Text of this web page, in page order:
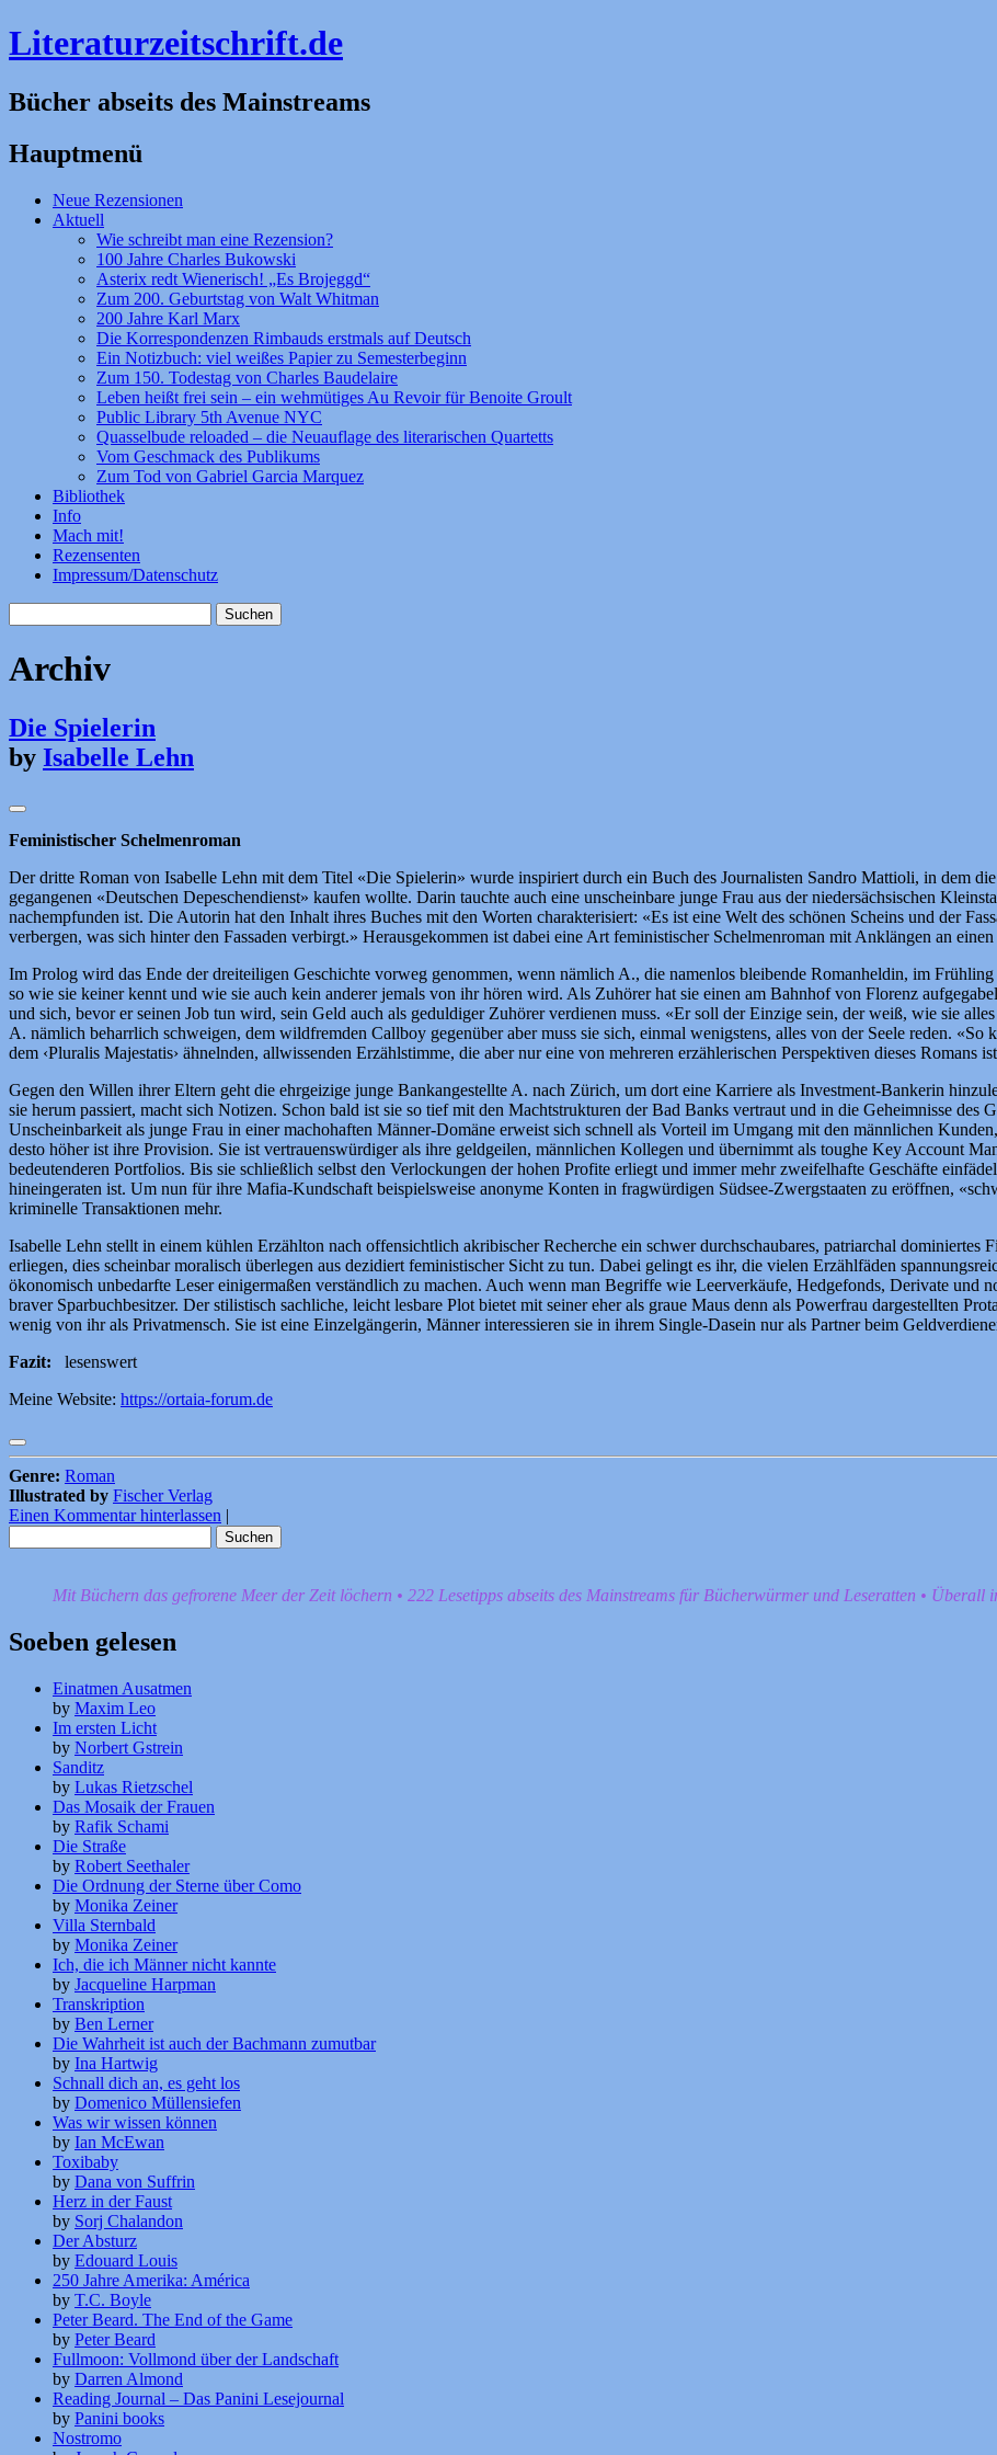
Literaturzeitschrift.de
Bücher abseits des Mainstreams
Hauptmenü
Zum
Inhalt
Neue Rezensionen
Aktuell
Wie schreibt man eine Rezension?
100 Jahre Charles Bukowski
Asterix redt Wienerisch! „Es Brojeggd“
Zum 200. Geburtstag von Walt Whitman
200 Jahre Karl Marx
Die Korrespondenzen Rimbauds erstmals auf Deutsch
Ein Notizbuch: viel weißes Papier zu Semesterbeginn
Zum 150. Todestag von Charles Baudelaire
Leben heißt frei sein – ein wehmütiges Au Revoir für Benoite Groult
Public Library 5th Avenue NYC
Quasselbude reloaded – die Neuauflage des literarischen Quartetts
Vom Geschmack des Publikums
Zum Tod von Gabriel Garcia Marquez
Bibliothek
Info
Mach mit!
Rezensenten
Impressum/Datenschutz
nach:
Archiv
Die Spielerin
by Isabelle Lehn
Feministischer Schelmenroman
Der dritte Roman von Isabelle Lehn mit dem Titel «Die Spielerin» wurde inspiriert durch ein Buch des Journalisten Sandro Mattioli, in dem
gegangenen «Deutschen Depeschendienst» kaufen wollte. Darin tauchte auch eine unscheinbare junge Frau aus der niedersächsischen
nachempfunden ist. Die Autorin hat den Inhalt ihres Buches mit den Worten charakterisiert: «Es ist eine Welt des schönen Scheins und der
verbergen, was sich hinter den Fassaden verbirgt.» Herausgekommen ist dabei eine Art feministischer Schelmenroman mit Anklängen an
Im Prolog wird das Ende der dreiteiligen Geschichte vorweg genommen, wenn nämlich A., die namenlos bleibende Romanheldin, im
so wie sie keiner kennt und wie sie auch kein anderer jemals von ihr hören wird. Als Zuhörer hat sie einen am Bahnhof von Florenz
und sich, bevor er seinen Job tun wird, sein Geld auch als geduldiger Zuhörer verdienen muss. «Er soll der Einzige sein, der weiß, wie sie
A. nämlich beharrlich schweigen, dem wildfremden Callboy gegenüber aber muss sie sich, einmal wenigstens, alles von der Seele reden.
dem ‹Pluralis Majestatis› ähnelnden, allwissenden Erzählstimme, die aber nur eine von mehreren erzählerischen Perspektiven dieses
Gegen den Willen ihrer Eltern geht die ehrgeizige junge Bankangestellte A. nach Zürich, um dort eine Karriere als Investment-Bankerin
sie herum passiert, macht sich Notizen. Schon bald ist sie so tief mit den Machtstrukturen der Bad Banks vertraut und in die Geheimnisse des
Unscheinbarkeit als junge Frau in einer machohaften Männer-Domäne erweist sich schnell als Vorteil im Umgang mit den männlichen
desto höher ist ihre Provision. Sie ist vertrauenswürdiger als ihre geldgeilen, männlichen Kollegen und übernimmt als toughe Key Account
bedeutenderen Portfolios. Bis sie schließlich selbst den Verlockungen der hohen Profite erliegt und immer mehr zweifelhafte Geschäfte
hineingeraten ist. Um nun für ihre Mafia-Kundschaft beispielsweise anonyme Konten in fragwürdigen Südsee-Zwergstaaten zu eröffnen,
kriminelle Transaktionen mehr.
Isabelle Lehn stellt in einem kühlen Erzählton nach offensichtlich akribischer Recherche ein schwer durchschaubares, patriarchal dominiertes
erliegen, dies scheinbar moralisch überlegen aus dezidiert feministischer Sicht zu tun. Dabei gelingt es ihr, die vielen Erzählfäden
ökonomisch unbedarfte Leser einigermaßen verständlich zu machen. Auch wenn man Begriffe wie Leerverkäufe, Hedgefonds, Derivate und
braver Sparbuchbesitzer. Der stilistisch sachliche, leicht lesbare Plot bietet mit seiner eher als graue Maus denn als Powerfrau dargestellten
wenig von ihr als Privatmensch. Sie ist eine Einzelgängerin, Männer interessieren sie in ihrem Single-Dasein nur als Partner beim
Fazit: lesenswert
Meine Website: https://ortaia-forum.de
Genre: Roman
Illustrated by Fischer Verlag
Einen Kommentar hinterlassen
nach:
Mit Büchern das gefrorene Meer der Zeit löchern • 222 Lesetipps abseits des Mainstreams für Bücherwürmer und Leseratten • Überall
Soeben gelesen
Einatmen Ausatmen
by Maxim Leo
Im ersten Licht
by Norbert Gstrein
Sanditz
by Lukas Rietzschel
Das Mosaik der Frauen
by Rafik Schami
Die Straße
by Robert Seethaler
Die Ordnung der Sterne über Como
by Monika Zeiner
Villa Sternbald
by Monika Zeiner
Ich, die ich Männer nicht kannte
by Jacqueline Harpman
Transkription
by Ben Lerner
Die Wahrheit ist auch der Bachmann zumutbar
by Ina Hartwig
Schnall dich an, es geht los
by Domenico Müllensiefen
Was wir wissen können
by Ian McEwan
Toxibaby
by Dana von Suffrin
Herz in der Faust
by Sorj Chalandon
Der Absturz
by Edouard Louis
250 Jahre Amerika: América
by T.C. Boyle
Peter Beard. The End of the Game
by Peter Beard
Fullmoon: Vollmond über der Landschaft
by Darren Almond
Reading Journal – Das Panini Lesejournal
by Panini books
Nostromo